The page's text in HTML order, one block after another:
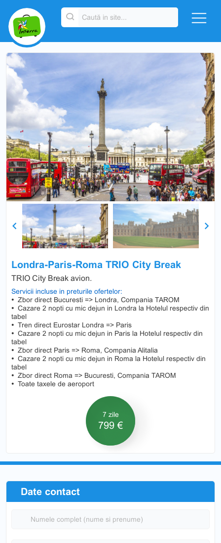
Londra-Paris-Roma TRIO City Break
TRIO City Break avion.
Servicii incluse in preturile ofertelor:
• Zbor direct Bucuresti => Londra, Compania TAROM
• Cazare 2 nopti cu mic dejun in Londra la Hotelul respectiv din
tabel
• Tren direct Eurostar Londra => Paris
• Cazare 2 nopti cu mic dejun in Paris la Hotelul respectiv din
tabel
• Zbor direct Paris => Roma, Compania Alitalia
• Cazare 2 nopti cu mic dejun in Roma la Hotelul respectiv din
tabel
• Zbor direct Roma => Bucuresti, Compania TAROM
• Toate taxele de aeroport
7 zile
799 €
Previous Next
Date contact
Numele complet (nume si prenume)